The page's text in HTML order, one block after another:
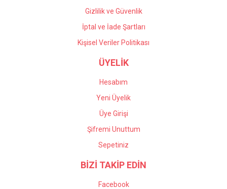
Gizlilik ve Güvenlik
İptal ve İade Şartları
Kişisel Veriler Politikası
ÜYELİK
Hesabım
Yeni Üyelik
Üye Girişi
Şifremi Unuttum
Sepetiniz
BİZİ TAKİP EDİN
Facebook